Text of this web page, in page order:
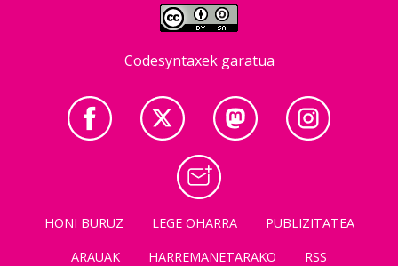
Codesyntaxek garatua
HONI BURUZ LEGE OHARRA
PUBLIZITATEA
ARAUAK
HARREMANETARAKO RSS